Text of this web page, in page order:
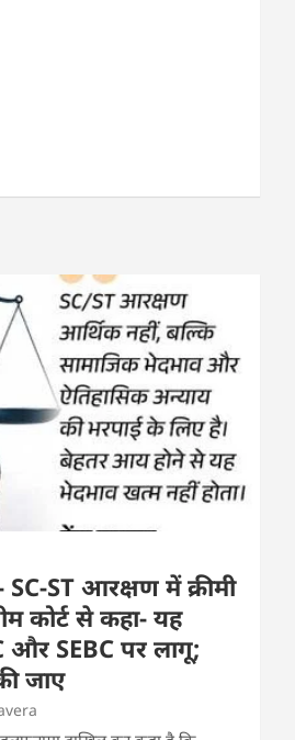
ST आरक्षण में क्रीमी
कोर्ट से कहा- यह
और SEBC पर लागू;
जाए